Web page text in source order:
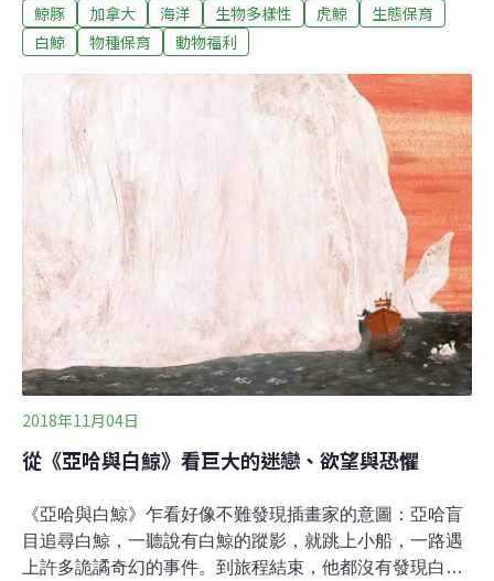
導，美國一群老白鯨和虎鯨很快就有機會在加拿大安享晚
年。美國非政府組織「鯨魚保護計畫（Whale Sanctuary
有平靜的海水和豐富的魚蝦，安置這些從演藝界退休的鯨
豚。鯨魚保護計畫日前宣布，第一處安養中心已選定在加
拿大東部一個小鎮外。該組織的創始人​​洛利．馬里諾
（Lori Marino）博士說：「這裏的生活品質比海洋公園好
多了，牠們已經失去生存技能，不能直接被扔回大海。鯨
魚安養院會比圈養環境更接近自然棲息地。」
鯨豚 加拿大 海洋 生物多樣性 虎鯨
生態保育
白鯨
物種保育 動物福利
2018年11月04日
從《亞哈與白鯨》看巨大的迷戀、欲望與恐懼
《亞哈與白鯨》乍看好像不難發現插畫家的意圖：亞哈盲
目追尋白鯨，一聽說有白鯨的蹤影，就跳上小船，一路遇
上許多詭譎奇幻的事件。到旅程結束，他都沒有發現白